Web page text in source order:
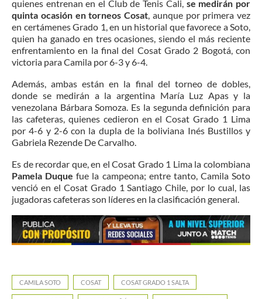
quienes entrenan en el Club de Tenis Cali, se medirán por
quinta ocasión en torneos Cosat , aunque por primera vez
en certámenes Grado 1, en un historial que favorece a Soto,
quien ha ganado en tres ocasiones, siendo el más reciente
enfrentamiento en la final del Cosat Grado 2 Bogotá, con
victoria para Camila por 6-3 y 6-4.
Además, ambas están en la final del torneo de dobles,
donde se medirán a la argentina María Luz Apas y la
venezolana Bárbara Somoza. Es la segunda definición para
las cafeteras, quienes cedieron en el Cosat Grado 1 Lima
por 4-6 y 2-6 con la dupla de la boliviana Inés Bustillos y
Gabriela Rezende De Carvalho.
Es de recordar que, en el Cosat Grado 1 Lima la colombiana
Pamela Duque fue la campeona; entre tanto, Camila Soto
venció en el Cosat Grado 1 Santiago Chile, por lo cual, las
jugadoras cafeteras son líderes en la clasificación general.
CAMILA SOTO COSAT COSAT GRADO 1 SALTA